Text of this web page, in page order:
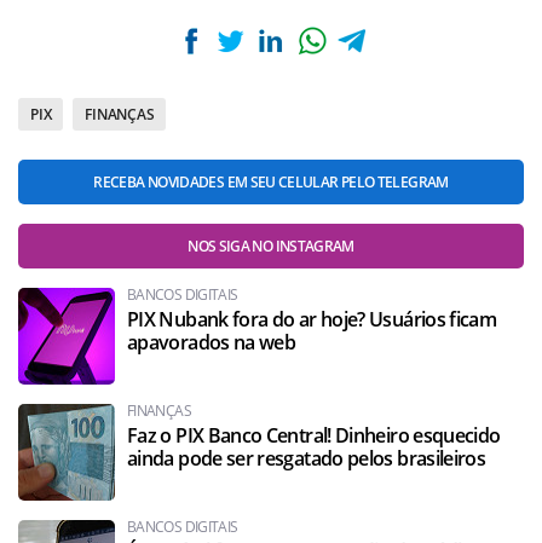
PIX FINANÇAS
RECEBA NOVIDADES EM SEU CELULAR PELO TELEGRAM
NOS SIGA NO INSTAGRAM
BANCOS DIGITAIS
PIX Nubank fora do ar hoje? Usuários ficam
apavorados na web
FINANÇAS
Faz o PIX Banco Central! Dinheiro esquecido
ainda pode ser resgatado pelos brasileiros
BANCOS DIGITAIS